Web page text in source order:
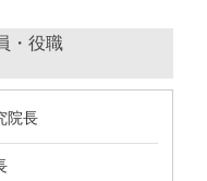
・役職
院長